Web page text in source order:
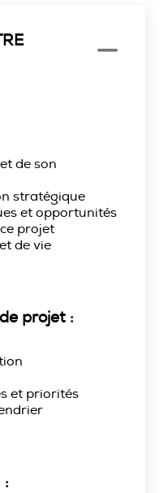
de son
stratégique
et opportunités
projet
de vie
projet :
et priorités
: